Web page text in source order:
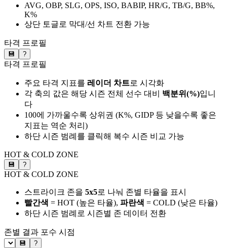
AVG, OBP, SLG, OPS, ISO, BABIP, HR/G, TB/G, BB%,
K%
상단 토글로 막대/선 차트 전환 가능
타격 프로필
💾 ?
타격 프로필
주요 타격 지표를 레이더 차트로 시각화
각 축의 값은 해당 시즌 전체 선수 대비 백분위(%)입니
다
100에 가까울수록 상위권 (K%, GIDP 등 낮을수록 좋은
지표는 역순 처리)
하단 시즌 범례를 클릭해 복수 시즌 비교 가능
HOT & COLD ZONE
💾 ?
HOT & COLD ZONE
스트라이크 존을 5x5로 나눠 존별 타율을 표시
빨간색 = HOT (높은 타율), 파란색 = COLD (낮은 타율)
하단 시즌 범례로 시즌별 존 데이터 전환
존별 결과 포수 시점
💾 ?